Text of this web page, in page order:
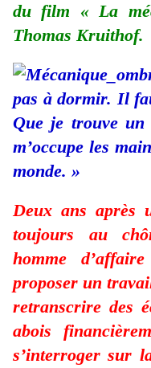
du film « La
Thomas Kruithof.
pas à dormir. Il
Que je trouve un
m’occupe les
monde. »
Deux ans après
toujours au
homme
proposer un
retranscrire des
abois
s’interroger sur